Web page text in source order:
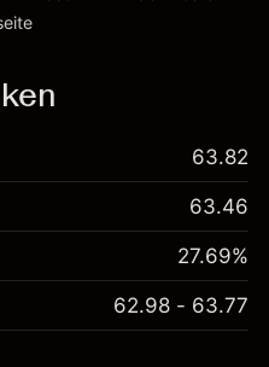
63.82
63.46
27.69%
62.98 - 63.77